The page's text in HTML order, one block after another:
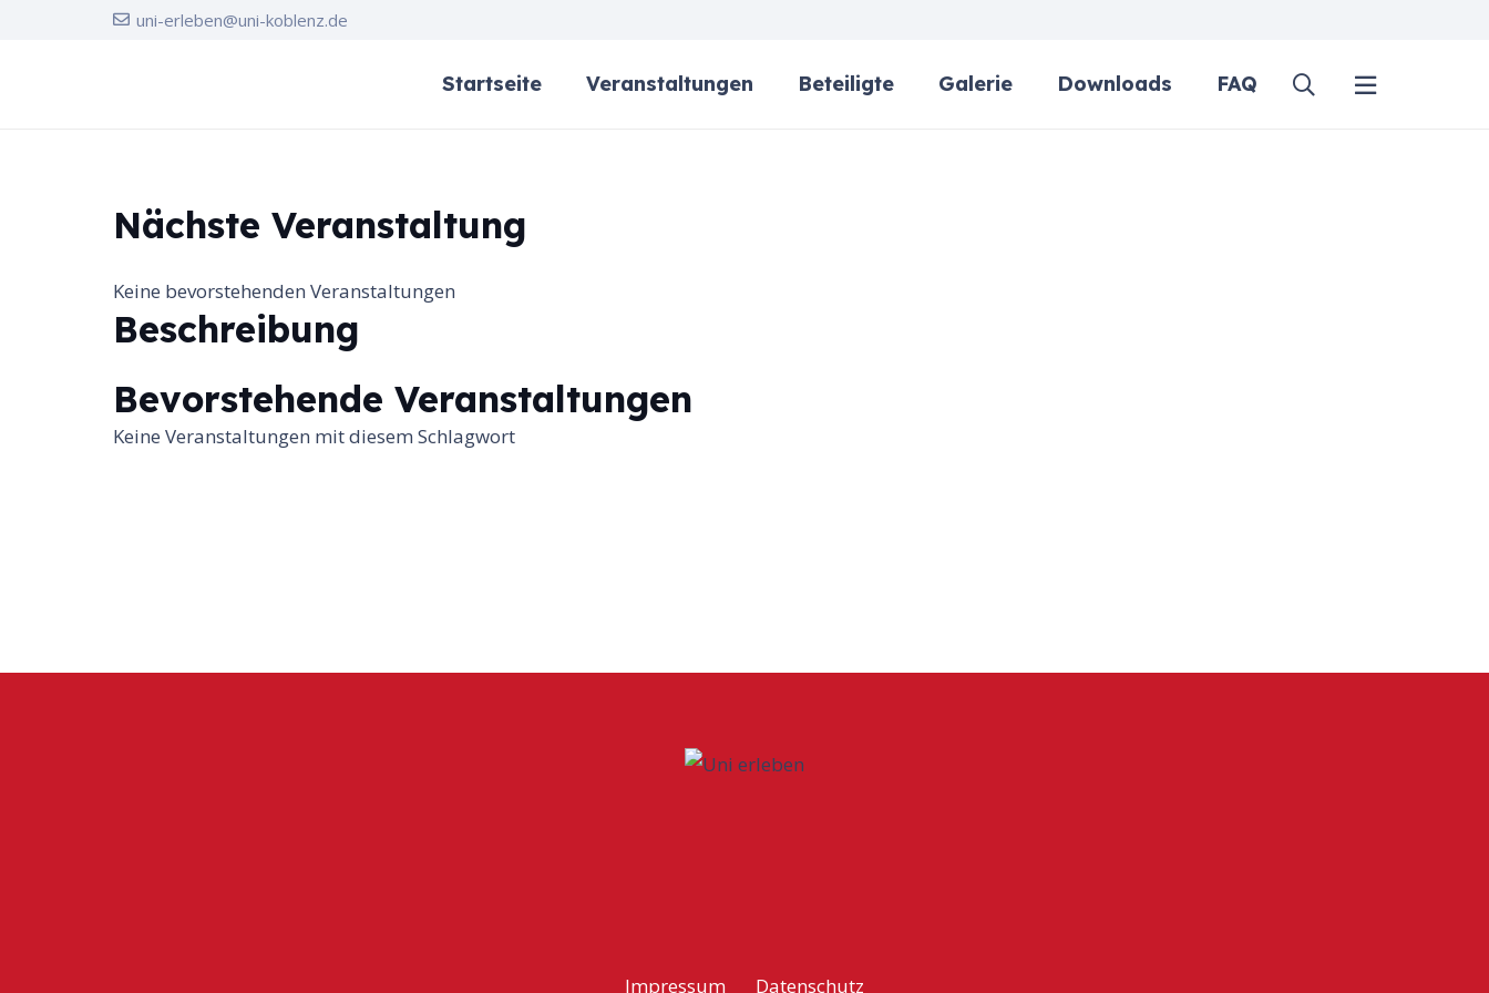
uni-erleben@uni-koblenz.de
Startseite Veranstaltungen Beteiligte Galerie Downloads FAQ
Nächste Veranstaltung
Keine bevorstehenden Veranstaltungen
Beschreibung
Bevorstehende Veranstaltungen
Keine Veranstaltungen mit diesem Schlagwort
Impressum Datenschutz